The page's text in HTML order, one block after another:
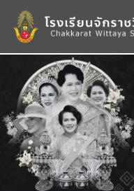
Previous